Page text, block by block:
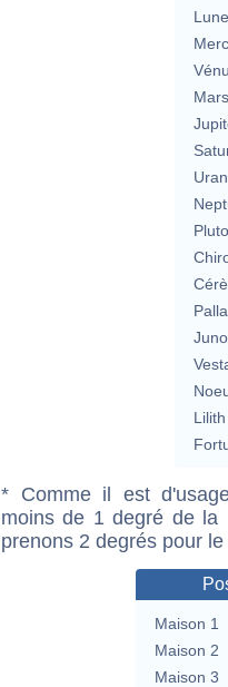
Lune
Mars
Lilith
* Comme il est
moins de 1 degré de la
prenons 2 degrés pour
Maison 1
Maison 2
Maison 3